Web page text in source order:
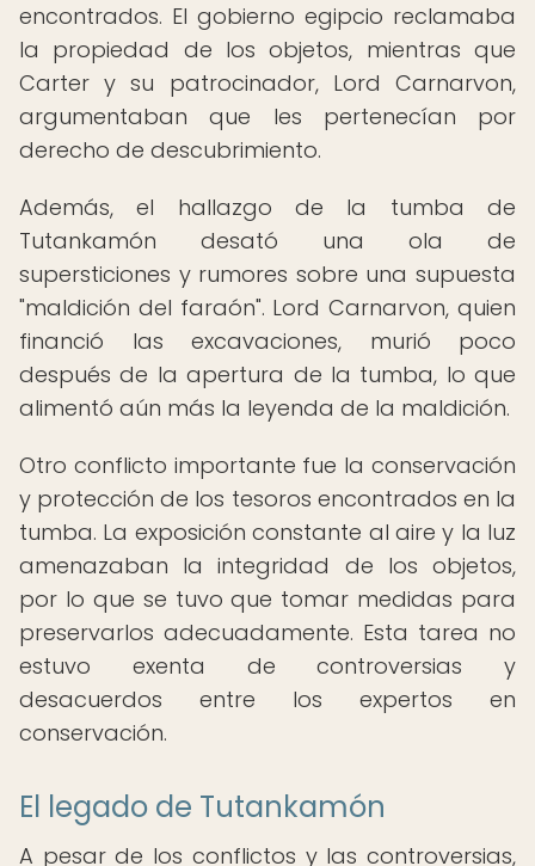
encontrados. El gobierno egipcio reclamaba
la propiedad de los objetos, mientras que
Carter y su patrocinador, Lord Carnarvon,
argumentaban que les pertenecían por
derecho de descubrimiento.
Además, el hallazgo de la tumba de
Tutankamón desató una ola de
supersticiones y rumores sobre una supuesta
"maldición del faraón". Lord Carnarvon, quien
financió las excavaciones, murió poco
después de la apertura de la tumba, lo que
alimentó aún más la leyenda de la maldición.
Otro conflicto importante fue la conservación
y protección de los tesoros encontrados en la
tumba. La exposición constante al aire y la luz
amenazaban la integridad de los objetos,
por lo que se tuvo que tomar medidas para
preservarlos adecuadamente. Esta tarea no
estuvo exenta de controversias y
desacuerdos entre los expertos en
conservación.
El legado de Tutankamón
A pesar de los conflictos y las controversias,